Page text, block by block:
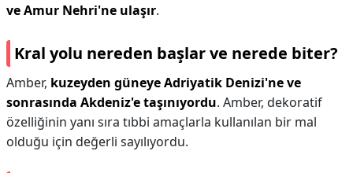
ve Amur Nehri'ne ulaşır.
Kral yolu nereden başlar ve nerede biter?
Amber, kuzeyden güneye Adriyatik Denizi'ne ve
sonrasında Akdeniz'e taşınıyordu. Amber, dekoratif
özelliğinin yanı sıra tıbbi amaçlarla kullanılan bir mal
olduğu için değerli sayılıyordu.